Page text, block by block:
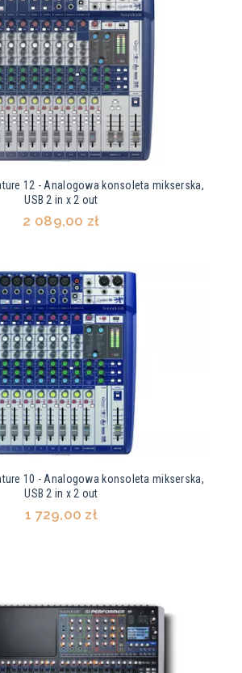
12 - Analogowa konsoleta mikserska,
USB 2 in x 2 out
2 089,00 zł
10 - Analogowa konsoleta mikserska,
USB 2 in x 2 out
1 729,00 zł